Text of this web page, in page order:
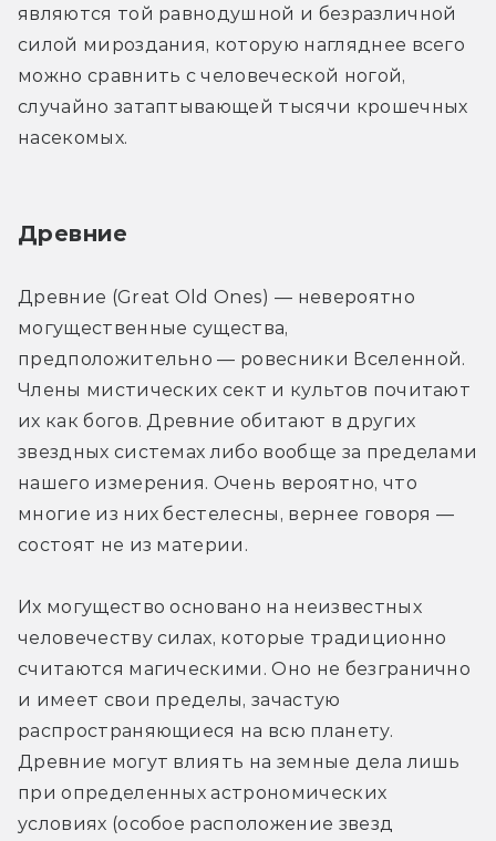
являются той равнодушной и безразличной
силой мироздания, которую нагляднее всего
можно сравнить с человеческой ногой,
случайно затаптывающей тысячи крошечных
насекомых.
Древние
Древние (Great Old Ones) — невероятно
могущественные существа,
предположительно — ровесники Вселенной.
Члены мистических сект и культов почитают
их как богов. Древние обитают в других
звездных системах либо вообще за пределами
нашего измерения. Очень вероятно, что
многие из них бестелесны, вернее говоря —
состоят не из материи.
Их могущество основано на неизвестных
человечеству силах, которые традиционно
считаются магическими. Оно не безгранично
и имеет свои пределы, зачастую
распространяющиеся на всю планету.
Древние могут влиять на земные дела лишь
при определенных астрономических
условиях (особое расположение звезд